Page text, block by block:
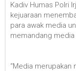
Kadiv Humas Polri
kejuaraan
para awak media
memandang
“Media